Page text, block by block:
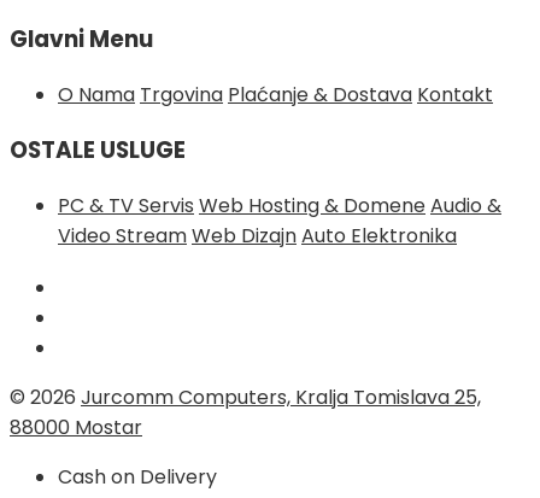
Glavni Menu
O Nama Trgovina Plaćanje & Dostava Kontakt
OSTALE USLUGE
PC & TV Servis Web Hosting & DomeneAudio &
Video StreamWeb DizajnAuto Elektronika
© 2026 Jurcomm Computers, Kralja Tomislava 25,
88000 Mostar
Cash on Delivery